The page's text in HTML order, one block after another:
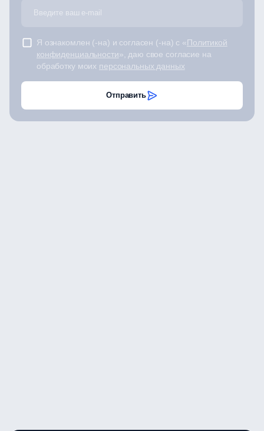
Я ознакомлен (-на) и согласен (-на) с «Политикой
конфиденциальности», даю свое согласие на
обработку моих персональных данных
Отправить